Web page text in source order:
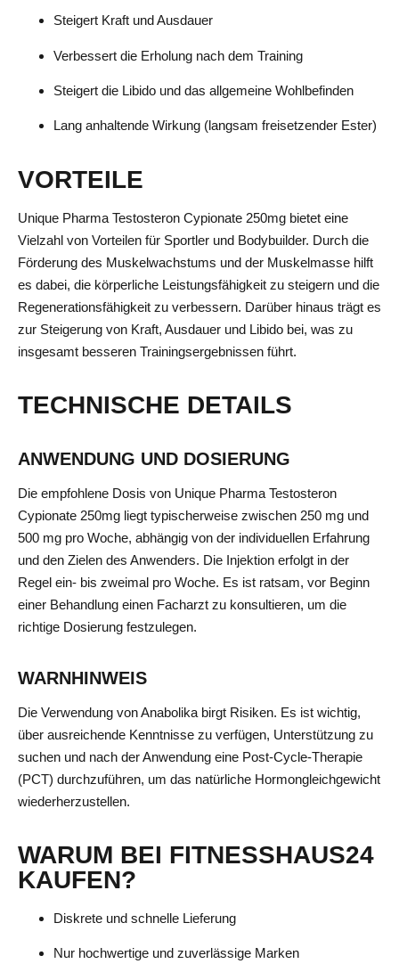
Steigert Kraft und Ausdauer
Verbessert die Erholung nach dem Training
Steigert die Libido und das allgemeine Wohlbefinden
Lang anhaltende Wirkung (langsam freisetzender Ester)
VORTEILE
Unique Pharma Testosteron Cypionate 250mg bietet eine
Vielzahl von Vorteilen für Sportler und Bodybuilder. Durch die
Förderung des Muskelwachstums und der Muskelmasse hilft
es dabei, die körperliche Leistungsfähigkeit zu steigern und die
Regenerationsfähigkeit zu verbessern. Darüber hinaus trägt es
zur Steigerung von Kraft, Ausdauer und Libido bei, was zu
insgesamt besseren Trainingsergebnissen führt.
TECHNISCHE DETAILS
ANWENDUNG UND DOSIERUNG
Die empfohlene Dosis von Unique Pharma Testosteron
Cypionate 250mg liegt typischerweise zwischen 250 mg und
500 mg pro Woche, abhängig von der individuellen Erfahrung
und den Zielen des Anwenders. Die Injektion erfolgt in der
Regel ein- bis zweimal pro Woche. Es ist ratsam, vor Beginn
einer Behandlung einen Facharzt zu konsultieren, um die
richtige Dosierung festzulegen.
WARNHINWEIS
Die Verwendung von Anabolika birgt Risiken. Es ist wichtig,
über ausreichende Kenntnisse zu verfügen, Unterstützung zu
suchen und nach der Anwendung eine Post-Cycle-Therapie
(PCT) durchzuführen, um das natürliche Hormongleichgewicht
wiederherzustellen.
WARUM BEI FITNESSHAUS24
KAUFEN?
Diskrete und schnelle Lieferung
Nur hochwertige und zuverlässige Marken